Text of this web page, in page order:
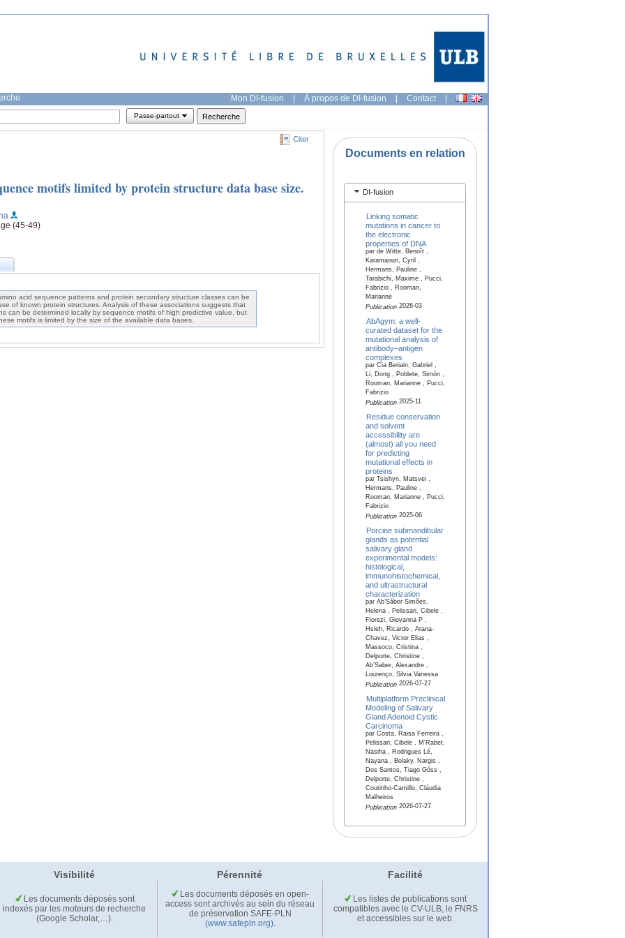
Mon DI-fusion | À propos de DI-fusion | Contact |
Passe-partout
Citer
motifs limited by protein structure data base size.
(45-49)
acid sequence patterns and protein secondary structure classes can be
of known protein structures. Analysis of these associations suggests that
can be determined locally by sequence motifs of high predictive value, but
motifs is limited by the size of the available data bases.
Documents en relation
DI-fusion
Linking somatic
mutations in cancer to
the electronic
properties of DNA
par de Witte, Benoît ,
Karamaoun, Cyril ,
Hermans, Pauline ,
Tarabichi, Maxime , Pucci,
Fabrizio , Rooman,
Marianne
Publication2026-03
AbAgym: a well-
curated dataset for the
mutational analysis of
antibody–antigen
complexes
par Cia Beriain, Gabriel ,
Li, Dong , Poblete, Simón ,
Rooman, Marianne , Pucci,
Fabrizio
Publication2025-11
Residue conservation
and solvent
accessibility are
(almost) all you need
for predicting
mutational effects in
proteins
par Tsishyn, Matsvei ,
Hermans, Pauline ,
Rooman, Marianne , Pucci,
Fabrizio
Publication2025-06
Porcine submandibular
glands as potential
salivary gland
experimental models:
histological,
immunohistochemical,
and ultrastructural
characterization
par Ab’Sáber Simões,
Helena , Pelissari, Cibele ,
Florezi, Giovanna P ,
Hsieh, Ricardo , Arana-
Chavez, Victor Elias ,
Massoco, Cristina ,
Delporte, Christine ,
Ab’Saber, Alexandre ,
Lourenço, Silvia Vanessa
Publication2026-07-27
Multiplatform Preclinical
Modeling of Salivary
Gland Adenoid Cystic
Carcinoma
par Costa, Raisa Ferreira ,
Pelissari, Cibele , M'Rabet,
Nasiha , Rodrigues Lé,
Nayana , Bolaky, Nargis ,
Dos Santos, Tiago Góss ,
Delporte, Christine ,
Coutinho-Camillo, Cláudia
Malheiros
Publication2026-07-27
Visibilité Pérennité Facilité
Les documents déposés sont
indexés par les moteurs de recherche
(Google Scholar,…).
Les documents déposés en open-
access sont archivés au sein du réseau
de préservation SAFE-PLN
(www.safepln.org).
Les listes de publications sont
compatibles avec le CV-ULB, le FNRS
et accessibles sur le web.